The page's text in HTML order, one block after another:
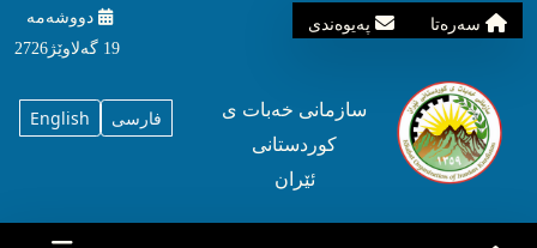
سه‌ره‌تا په‌یوه‌ندی
دووشه‌مه‌‌
19 گه‌لاوێژ2726
English فارسی
سازمانی خه‌بات ی
کوردستانی
ئێران